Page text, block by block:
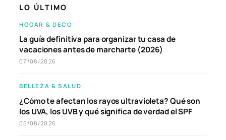
LO ÚLTIMO
HOGAR & DECO
La guía definitiva para organizar tu casa de
vacaciones antes de marcharte (2026)
07/08/2026
BELLEZA & SALUD
¿Cómo te afectan los rayos ultravioleta? Qué son
los UVA, los UVB y qué significa de verdad el SPF
05/08/2026